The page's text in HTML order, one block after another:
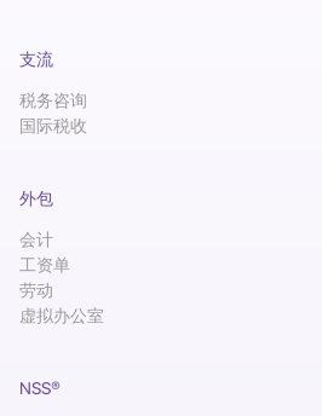
支流
税务咨询
国际税收
外包
会计
工资单
劳动
虚拟办公室
NSS®